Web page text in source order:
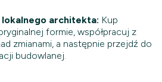
architekta: Kup
formie, współpracuj z
zmianami, a następnie przejdź do
budowlanej.